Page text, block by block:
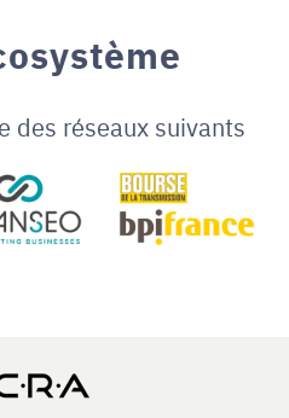
des réseaux suivants